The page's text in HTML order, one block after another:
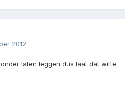
2012
laten leggen dus laat dat witte